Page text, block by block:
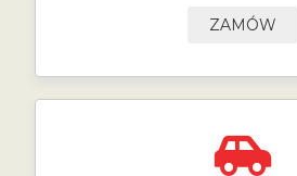
ZAMÓW